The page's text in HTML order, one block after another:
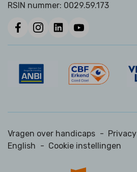
RSIN nummer: 0029.59.173
Vragen over handicaps - Privacy
English - Cookie instellingen